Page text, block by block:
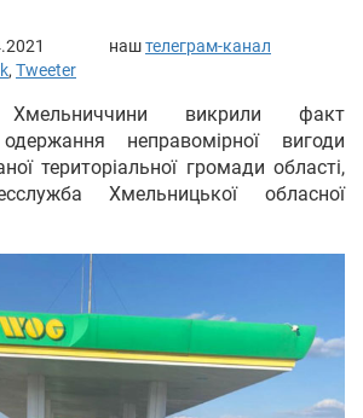
наштелеграм-канал
, Tweeter
Хмельниччини викрили факт
неправомірної вигоди
територіальної громади області,
Хмельницької обласної